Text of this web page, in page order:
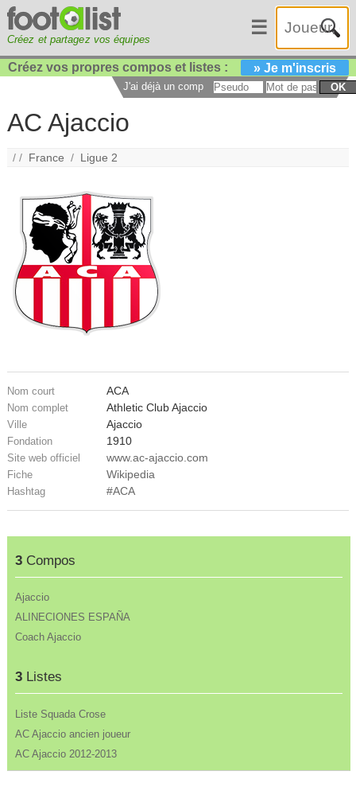
Créez et partagez vos équipes
☰
Créez vos propres compos et listes : » Je m'inscris
J'ai déjà un compte : OK
AC Ajaccio
/ / France / Ligue 2
Nom court ACA
Nom complet Athletic Club Ajaccio
Ville Ajaccio
Fondation 1910
Site web officiel www.ac-ajaccio.com
Fiche Wikipedia
Hashtag #ACA
3Compos
Ajaccio
ALINECIONES ESPAÑA
Coach Ajaccio
3Listes
Liste Squada Crose
AC Ajaccio ancien joueur
AC Ajaccio 2012-2013